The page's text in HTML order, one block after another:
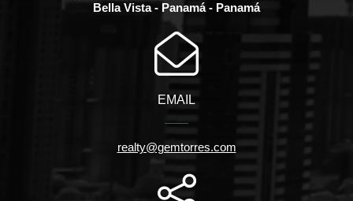
Bella Vista - Panamá - Panamá
EMAIL
realty@gemtorres.com